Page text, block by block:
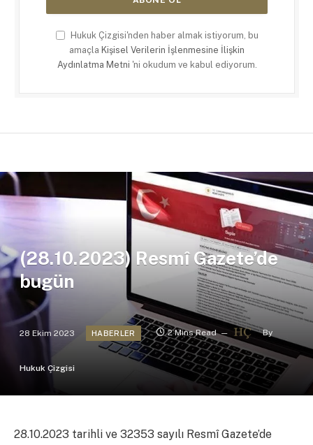
Hukuk Çizgisi'nden haber almak istiyorum, bu
amaçla Kişisel Verilerin İşlenmesine İlişkin
Aydınlatma Metni 'ni okudum ve kabul ediyorum.
(28.10.2023) Resmî Gazete’de
bugün
28 Ekim 2023 HABERLER 2 Mins Read By
Hukuk Çizgisi
28.10.2023 tarihli ve 32353 sayılı Resmî Gazete’de